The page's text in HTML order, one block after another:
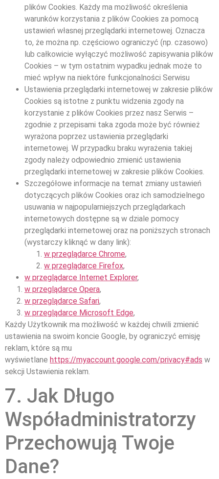
plików Cookies. Każdy ma możliwość określenia
warunków korzystania z plików Cookies za pomocą
ustawień własnej przeglądarki internetowej. Oznacza
to, że można np. częściowo ograniczyć (np. czasowo)
lub całkowicie wyłączyć możliwość zapisywania plików
Cookies – w tym ostatnim wypadku jednak może to
mieć wpływ na niektóre funkcjonalności Serwisu
Ustawienia przeglądarki internetowej w zakresie plików
Cookies są istotne z punktu widzenia zgody na
korzystanie z plików Cookies przez nasz Serwis –
zgodnie z przepisami taka zgoda może być również
wyrażona poprzez ustawienia przeglądarki
internetowej. W przypadku braku wyrażenia takiej
zgody należy odpowiednio zmienić ustawienia
przeglądarki internetowej w zakresie plików Cookies.
Szczegółowe informacje na temat zmiany ustawień
dotyczących plików Cookies oraz ich samodzielnego
usuwania w najpopularniejszych przeglądarkach
internetowych dostępne są w dziale pomocy
przeglądarki internetowej oraz na poniższych stronach
(wystarczy kliknąć w dany link):
w przeglądarce Chrome,
w przeglądarce Firefox,
w przeglądarce Internet Explorer,
w przeglądarce Opera,
w przeglądarce Safari,
w przeglądarce Microsoft Edge,
Każdy Użytkownik ma możliwość w każdej chwili zmienić
ustawienia na swoim koncie Google, by ograniczyć emisję
reklam, które są mu
wyświetlane https://myaccount.google.com/privacy#ads w
sekcji Ustawienia reklam.
7. Jak Długo
Współadministratorzy
Przechowują Twoje
Dane?